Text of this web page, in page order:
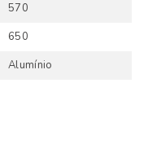
570
650
Alumínio